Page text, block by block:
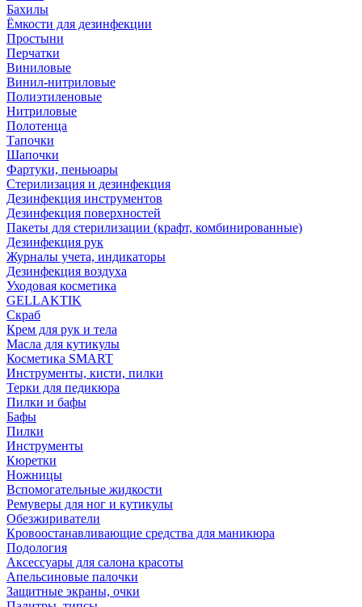
Бахилы
Ёмкости для дезинфекции
Простыни
Перчатки
Виниловые
Винил-нитриловые
Полиэтиленовые
Нитриловые
Полотенца
Тапочки
Шапочки
Фартуки, пеньюары
Стерилизация и дезинфекция
Дезинфекция инструментов
Дезинфекция поверхностей
Пакеты для стерилизации (крафт, комбинированные)
Дезинфекция рук
Журналы учета, индикаторы
Дезинфекция воздуха
Уходовая косметика
GELLAKTIK
Скраб
Крем для рук и тела
Масла для кутикулы
Косметика SMART
Инструменты, кисти, пилки
Терки для педикюра
Пилки и бафы
Бафы
Пилки
Инструменты
Кюретки
Ножницы
Вспомогательные жидкости
Ремуверы для ног и кутикулы
Обезжириватели
Кровоостанавливающие средства для маникюра
Подология
Аксессуары для салона красоты
Апельсиновые палочки
Защитные экраны, очки